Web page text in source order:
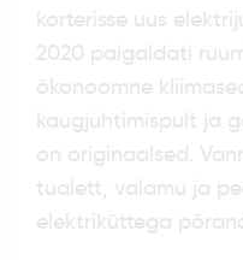
korterisse uus
2020 paigaldati
ökonoomne
kaugjuhtimispult ja
on originaalsed.
tualett, valamu ja
elektriküttega